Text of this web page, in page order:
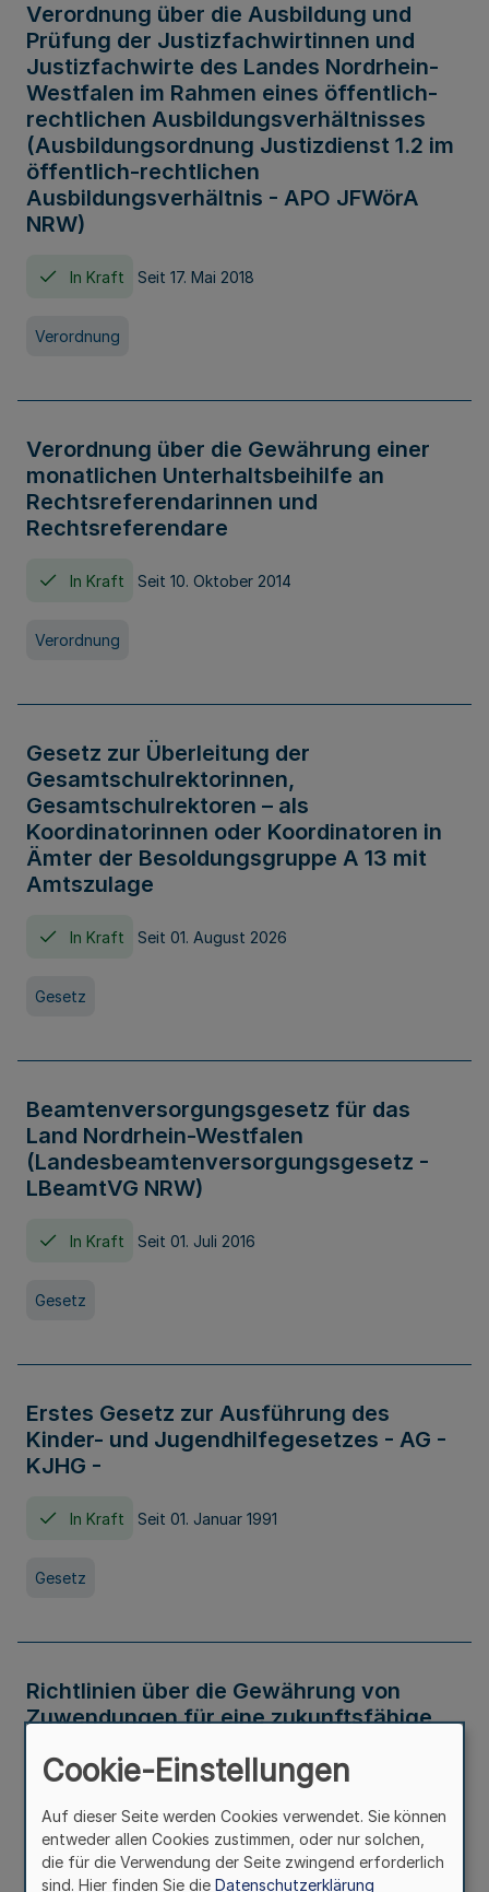
Verordnung über die Ausbildung und
Prüfung der Justizfachwirtinnen und
Justizfachwirte des Landes Nordrhein-
Westfalen im Rahmen eines öffentlich-
rechtlichen Ausbildungsverhältnisses
(Ausbildungsordnung Justizdienst 1.2 im
öffentlich-rechtlichen
Ausbildungsverhältnis - APO JFWörA
NRW)
In Kraft Seit 17. Mai 2018
Verordnung
Verordnung über die Gewährung einer
monatlichen Unterhaltsbeihilfe an
Rechtsreferendarinnen und
Rechtsreferendare
In Kraft Seit 10. Oktober 2014
Verordnung
Gesetz zur Überleitung der
Gesamtschulrektorinnen,
Gesamtschulrektoren – als
Koordinatorinnen oder Koordinatoren in
Ämter der Besoldungsgruppe A 13 mit
Amtszulage
In Kraft Seit 01. August 2026
Gesetz
Beamtenversorgungsgesetz für das
Land Nordrhein-Westfalen
(Landesbeamtenversorgungsgesetz -
LBeamtVG NRW)
In Kraft Seit 01. Juli 2016
Gesetz
Erstes Gesetz zur Ausführung des
Kinder- und Jugendhilfegesetzes - AG -
KJHG -
In Kraft Seit 01. Januar 1991
Gesetz
Richtlinien über die Gewährung von
Zuwendungen für eine zukunftsfähige
Nordrhein-Westfalen
In Kraft
Verwaltungsvorschrift
Cookie-Einstellungen
Auf dieser Seite werden Cookies verwendet. Sie können
entweder allen Cookies zustimmen, oder nur solchen,
die für die Verwendung der Seite zwingend erforderlich
sind. Hier finden Sie die Datenschutzerklärung